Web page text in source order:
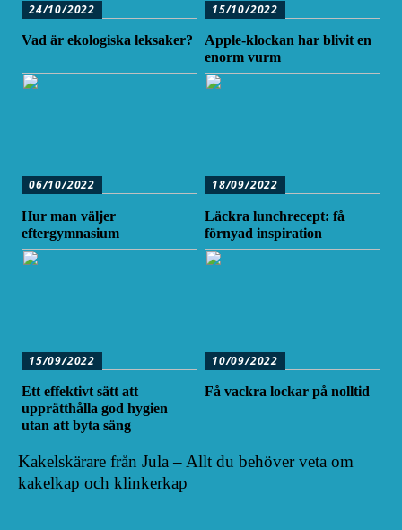
24/10/2022
Vad är ekologiska leksaker?
15/10/2022
Apple-klockan har blivit en
enorm vurm
06/10/2022
Hur man väljer
eftergymnasium
18/09/2022
Läckra lunchrecept: få
förnyad inspiration
15/09/2022
Ett effektivt sätt att
upprätthålla god hygien
utan att byta säng
10/09/2022
Få vackra lockar på nolltid
Kakelskärare från Jula – Allt du behöver veta om
kakelkap och klinkerkap